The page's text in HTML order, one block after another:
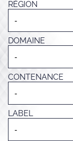
RÉGION
DOMAINE
CONTENANCE
LABEL